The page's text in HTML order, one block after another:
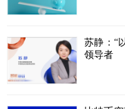
苏静：“
领导者